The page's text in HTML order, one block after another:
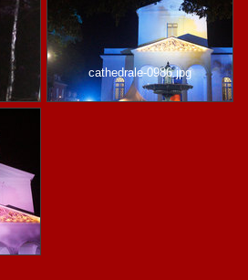
cathedrale-0986.jpg